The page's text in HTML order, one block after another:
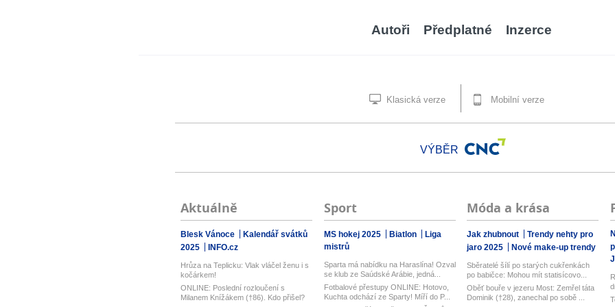
Autoři Předplatné Inzerce
Klasická verze Mobilní verze
VÝBĚR
Aktuálně
Blesk Vánoce
Kalendář svátků
2025
INFO.cz
Hrůza na Teplicku: Vlak vláčel ženu i s
kočárkem!
ONLINE: Poslední rozloučení s
Milanem Knížákem (†86). Kdo přišel?
Sport
MS hokej 2025 Biatlon
Liga
mistrů
Sparta má nabídku na Haraslína! Ozval
se klub ze Saúdské Arábie, jedná...
Fotbalové přestupy ONLINE: Hotovo,
Kuchta odchází ze Sparty! Míří do P...
Móda a krása
Jak zhubnout
Trendy nehty pro
jaro 2025
Nové make-up trendy
Sběratelé šílí po starých cukřenkách
po babičce: Mohou mít statisícovo...
Oběť bouře v jezeru Most: Zemřel táta
Dominik (†28), zanechal po sobě ...